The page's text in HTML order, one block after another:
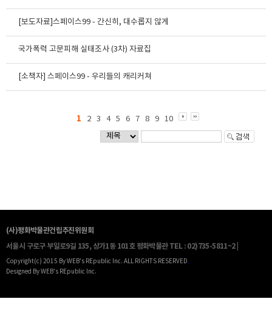
[보도자료]스페이스99 - 간신히, 대수롭지 않게
국가폭력 고문피해 실태조사 (3차) 자료집
[소책자] 스페이스99 - 우리들의 캐리커쳐
1 2 3 4 5 6 7 8 9 10
(사)평화박물관건립추진위원회
서울시 구로구 부일로9길 135, 상가1동 101호 평화박물관 TEL : 02)735-5811~2 |
Copyright(c) 2015 By WEB's REpublic Inc. ALL RIGHTS RESERVED.
Designed By WEB's REpublic Inc.